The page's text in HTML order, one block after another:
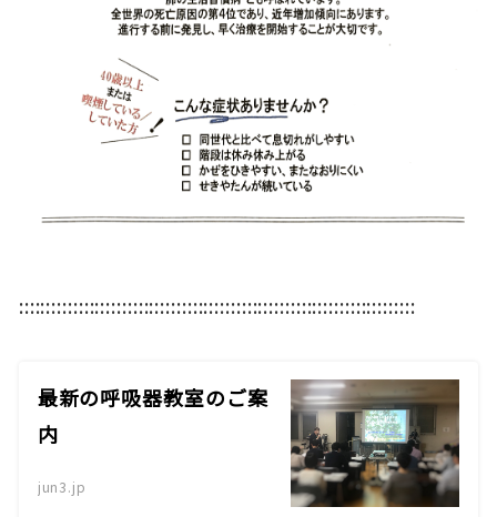
:::::::::::::::::::::::::::::::::::::::::::::::::::::::::::::::::::::::::
最新の呼吸器教室のご案
内
jun3.jp